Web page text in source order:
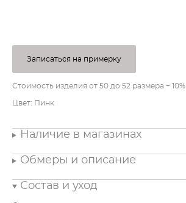
Записаться на примерку
Стоимость изделия от 50 до 52 размера + 10%
Цвет: Пинк
Наличие в магазинах
Обмеры и описание
Состав и уход